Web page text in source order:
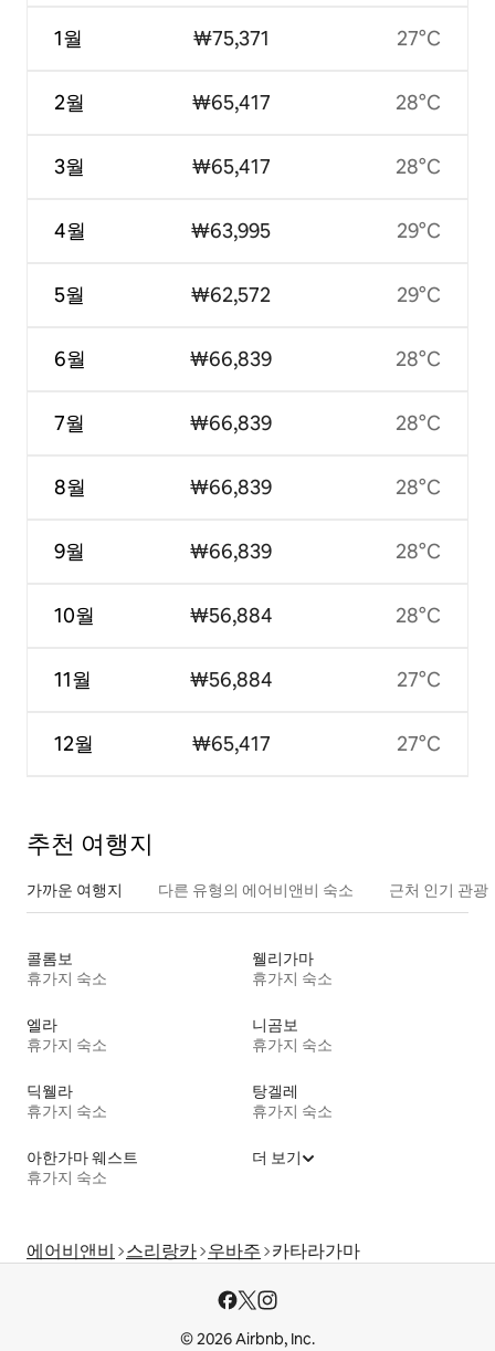
1월
2월
3월
4월
5월
6월
7월
8월
9월
10월
11월
12월
₩75,371
₩65,417
₩65,417
₩63,995
₩62,572
₩66,839
₩66,839
₩66,839
₩66,839
₩56,884
₩56,884
₩65,417
27°C
28°C
28°C
29°C
29°C
28°C
28°C
28°C
28°C
28°C
27°C
27°C
추천 여행지
가까운 여행지 다른 유형의 에어비앤비 숙소 근처 인기 관광
콜롬보
휴가지 숙소
웰리가마
휴가지 숙소
엘라
휴가지 숙소
니곰보
휴가지 숙소
딕웰라
휴가지 숙소
탕겔레
휴가지 숙소
아한가마 웨스트
휴가지 숙소
더 보기
에어비앤비 스리랑카 우바주 카타라가마
© 2026 Airbnb, Inc.